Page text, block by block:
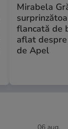
Mirabela
flancată de
aflat
de Apel